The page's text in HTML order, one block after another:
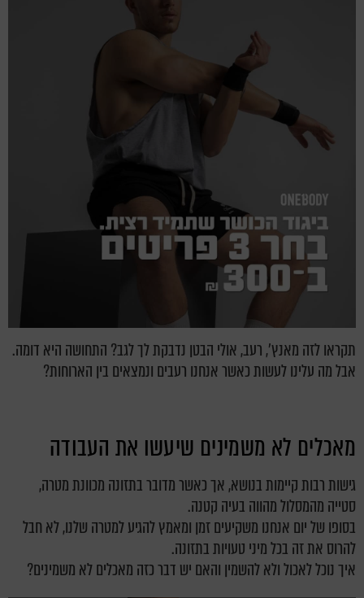
תקראו לזה מאנץ', רעב, אולי הבטן נדבקת לך לגב? התחושה היא דומה.
אבל מה עלינו לעשות כאשר אנחנו רעבים ונמצאים בין הארוחות?
מאכלים לא משמינים שיעשו את העבודה
גישות רבות קיימות בנושא, אך כאשר מדובר בתזונה מכוונת מטרה,
סטייה מהמסלול מהווה בעיה קטנה.
בסופו של יום אנחנו משקיעים זמן ומאמץ להגיע למטרה שלנו, לא חבל
להרוס את זה בכל מיני טעויות בתזונה.
איך נוכל לאכול ולא להשמין והאם יש דבר כזה מאכלים לא משמינים?